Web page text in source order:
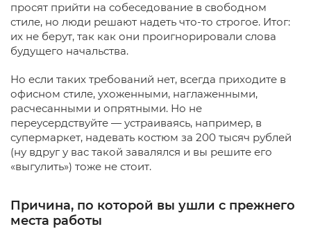
просят прийти на собеседование в свободном
стиле, но люди решают надеть что-то строгое. Итог:
их не берут, так как они проигнорировали слова
будущего начальства.
Но если таких требований нет, всегда приходите в
офисном стиле, ухоженными, наглаженными,
расчесанными и опрятными. Но не
переусердствуйте — устраиваясь, например, в
супермаркет, надевать костюм за 200 тысяч рублей
(ну вдруг у вас такой завалялся и вы решите его
«выгулить») тоже не стоит.
Причина, по которой вы ушли с прежнего
места работы